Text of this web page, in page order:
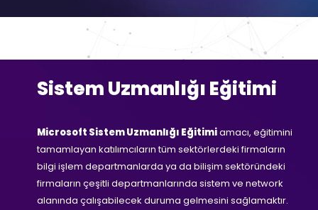
Sistem Uzmanlığı Eğitimi
Microsoft Sistem Uzmanlığı Eğitimiamacı, eğitimini
tamamlayan katılımcıların tüm sektörlerdeki firmaların
bilgi işlem departmanlarda ya da bilişim sektöründeki
firmaların çeşitli departmanlarında sistem ve network
alanında çalışabilecek duruma gelmesini sağlamaktır.